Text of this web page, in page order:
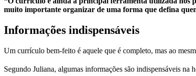
muito importante organizar de uma forma que defina
Informações indispensáveis
Um currículo bem-feito é aquele que é completo, mas ao
Segundo Juliana, algumas informações são indispensáveis na